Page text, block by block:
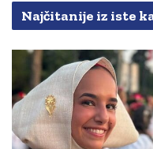
Najčitanije iz iste